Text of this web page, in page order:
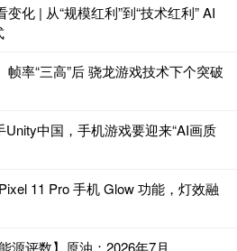
化 | 从“规模红利”到“技术红利” AI
率“三高”后 骁龙游戏技术下个突破
中国，手机游戏要迎来“AI画质
11 Pro 手机 Glow 功能，灯效融
源评数】原油：2026年7月